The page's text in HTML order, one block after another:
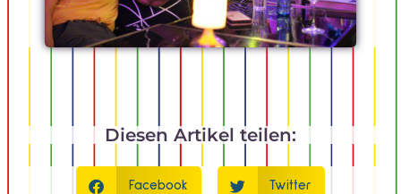
Diesen Artikel teilen:
Facebook Twitter